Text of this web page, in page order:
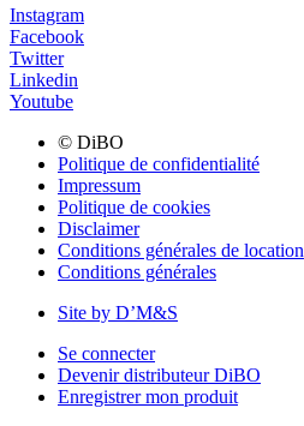
Instagram
Facebook
Twitter
Linkedin
Youtube
© DiBO
Politique de confidentialité
Impressum
Politique de cookies
Disclaimer
Conditions générales de location
Conditions générales
Site by D’M&S
Se connecter
Devenir distributeur DiBO
Enregistrer mon produit